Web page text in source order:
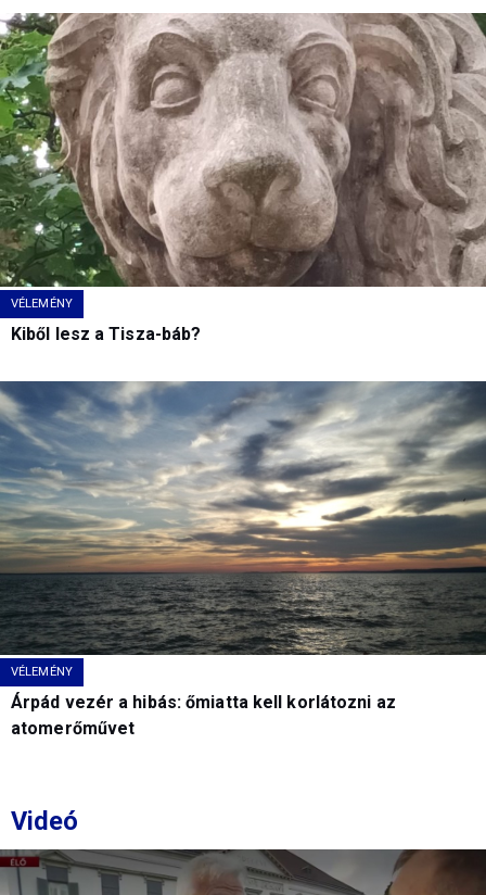
VÉLEMÉNY
Kiből lesz a Tisza-báb?
VÉLEMÉNY
Árpád vezér a hibás: őmiatta kell korlátozni az
atomerőművet
Videó